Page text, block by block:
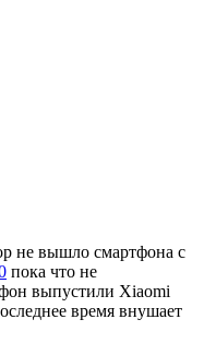
не вышло смартфона с
пока что не
выпустили Xiaomi
время внушает